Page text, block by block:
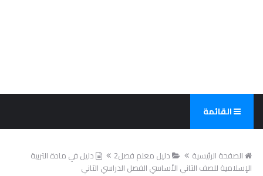
القائمة
الصفحة الرئيسية دليل معلم فصل2
دليل في مادة التربية
الإسلامية للصف الثاني الأساسي الفصل الدراسي الثاني